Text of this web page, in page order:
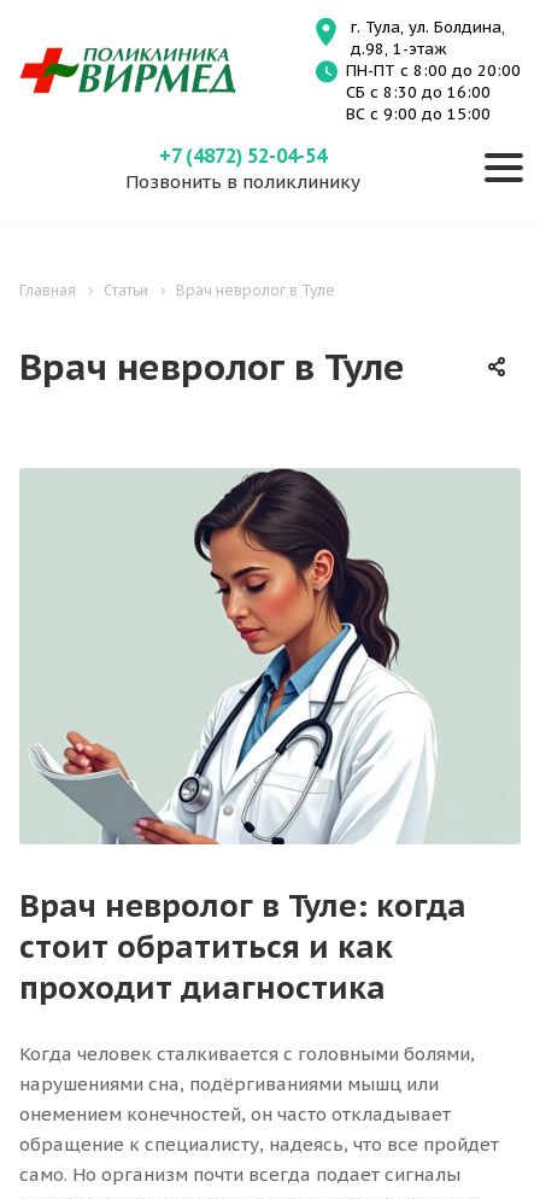
г. Тула, ул. Болдина,
д.98, 1-этаж
ПН-ПТ с 8:00 до 20:00
СБ с 8:30 до 16:00
ВС с 9:00 до 15:00
+7 (4872) 52-04-54
Позвонить в поликлинику
Главная Статьи Врач невролог в Туле
Врач невролог в Туле
Врач невролог в Туле: когда
стоит обратиться и как
проходит диагностика
Когда человек сталкивается с головными болями,
нарушениями сна, подёргиваниями мышц или
онемением конечностей, он часто откладывает
обращение к специалисту, надеясь, что все пройдет
само. Но организм почти всегда подает сигналы